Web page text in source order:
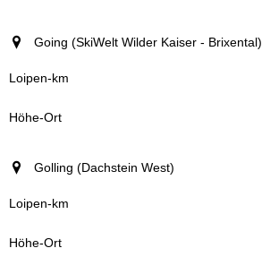
Going (SkiWelt Wilder Kaiser - Brixental)
Golling (Dachstein West)